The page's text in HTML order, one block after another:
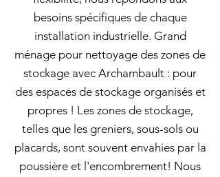
besoins spécifiques de chaque
installation industrielle. Grand
ménage pour nettoyage des zones de
stockage avec Archambault : pour
des espaces de stockage organisés et
propres ! Les zones de stockage,
telles que les greniers, sous-sols ou
placards, sont souvent envahies par la
poussière et l'encombrement! Nous